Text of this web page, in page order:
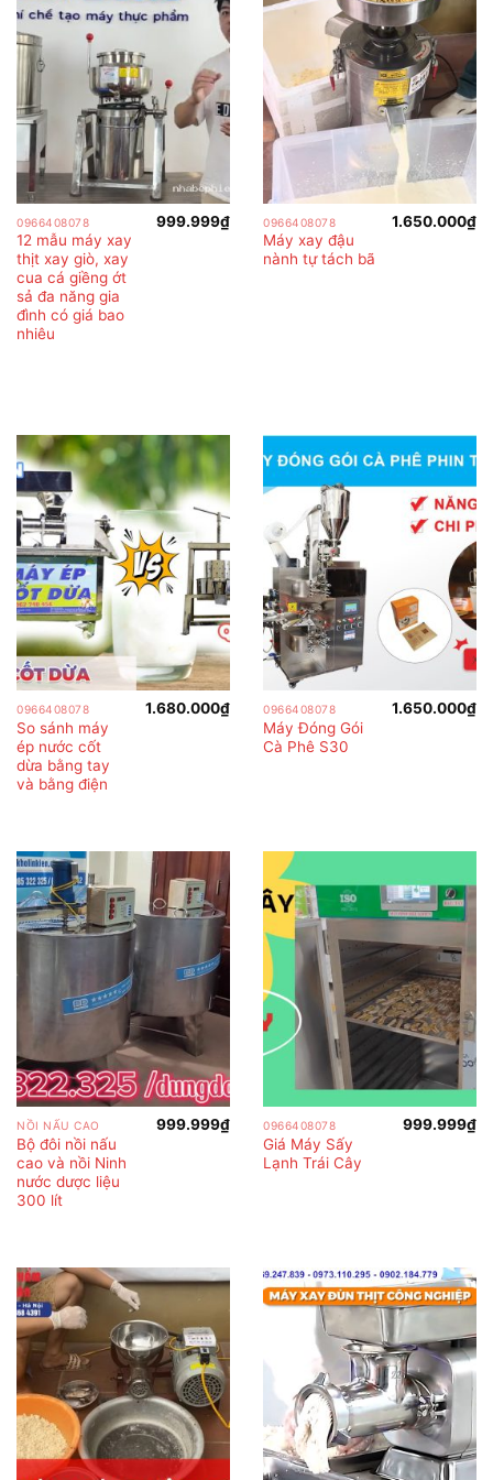
0966408078
12 mẫu máy xay
thịt xay giò, xay
cua cá giềng ớt
sả đa năng gia
đình có giá bao
nhiêu
999.999₫ 0966408078
Máy xay đậu
nành tự tách bã
1.650.000₫
0966408078
So sánh máy
ép nước cốt
dừa bằng tay
và bằng điện
1.680.000₫ 0966408078
Máy Đóng Gói
Cà Phê S30
1.650.000₫
NỒI NẤU CAO
Bộ đôi nồi nấu
cao và nồi Ninh
nước dược liệu
300 lít
999.999₫ 0966408078
Giá Máy Sấy
Lạnh Trái Cây
999.999₫